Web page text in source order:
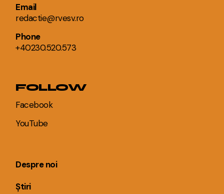
Email
redactie@rvesv.ro
Phone
+40230.520.573
FOLLOW
Facebook
YouTube
Despre noi
Știri